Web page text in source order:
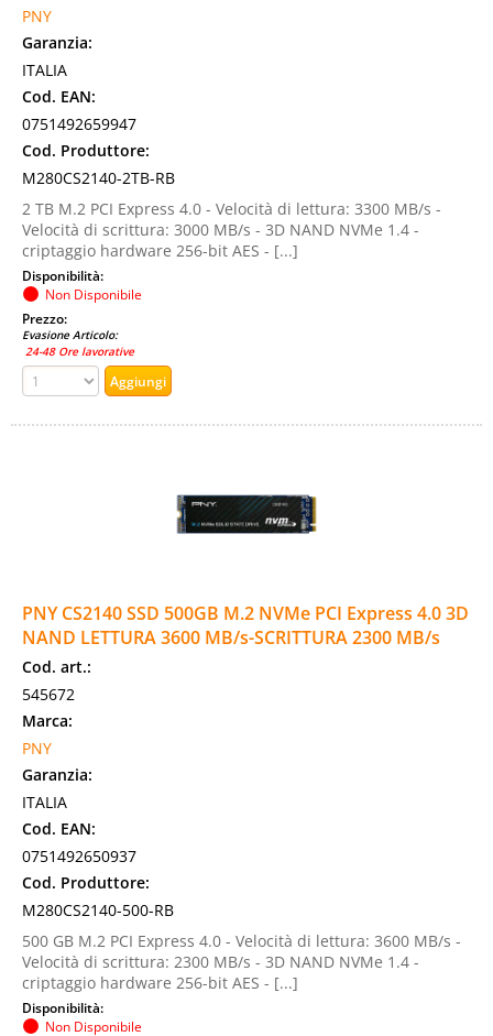
PNY
Garanzia:
ITALIA
Cod. EAN:
0751492659947
Cod. Produttore:
M280CS2140-2TB-RB
2 TB M.2 PCI Express 4.0 - Velocità di lettura: 3300 MB/s -
Velocità di scrittura: 3000 MB/s - 3D NAND NVMe 1.4 -
criptaggio hardware 256-bit AES - [...]
Disponibilità:
Non Disponibile
Prezzo:
Evasione Articolo:
24-48 Ore lavorative
PNY CS2140 SSD 500GB M.2 NVMe PCI Express 4.0 3D
NAND LETTURA 3600 MB/s-SCRITTURA 2300 MB/s
Cod. art.:
545672
Marca:
PNY
Garanzia:
ITALIA
Cod. EAN:
0751492650937
Cod. Produttore:
M280CS2140-500-RB
500 GB M.2 PCI Express 4.0 - Velocità di lettura: 3600 MB/s -
Velocità di scrittura: 2300 MB/s - 3D NAND NVMe 1.4 -
criptaggio hardware 256-bit AES - [...]
Disponibilità:
Non Disponibile